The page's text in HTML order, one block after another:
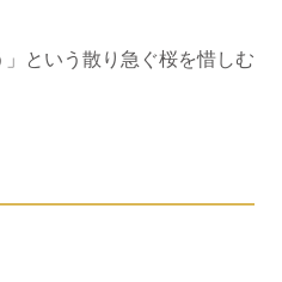
という散り急ぐ桜を惜しむ